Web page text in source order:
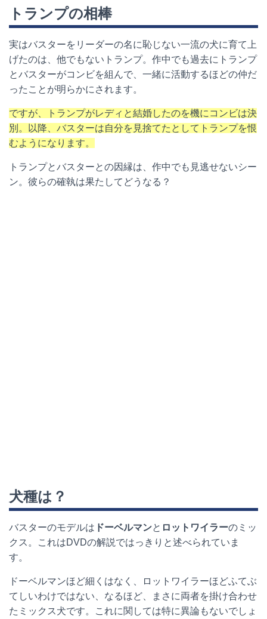
トランプの相棒
実はバスターをリーダーの名に恥じない一流の犬に育て上
げたのは、他でもないトランプ。作中でも過去にトランプ
とバスターがコンビを組んで、一緒に活動するほどの仲だ
ったことが明らかにされます。
ですが、トランプがレディと結婚したのを機にコンビは決
別。以降、バスターは自分を見捨てたとしてトランプを恨
むようになります。
トランプとバスターとの因縁は、作中でも見逃せないシー
ン。彼らの確執は果たしてどうなる？
犬種は？
バスターのモデルは ドーベルマンと ロットワイラーのミッ
クス。これはDVDの解説ではっきりと述べられていま
す。
ドーベルマンほど細くはなく、ロットワイラーほどふてぶ
てしいわけではない、なるほど、まさに両者を掛け合わせ
たミックス犬です。これに関しては特に異論もないでしょ